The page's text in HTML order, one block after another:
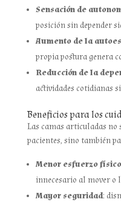
Sensación de
posición sin depender
Aumento de la
propia postura genera
Reducción de la
actividades cotidianas
Beneficios para los
Las camas articuladas no
pacientes, sino también
Menor esfuerzo físico
innecesario al mover o
Mayor seguridad: